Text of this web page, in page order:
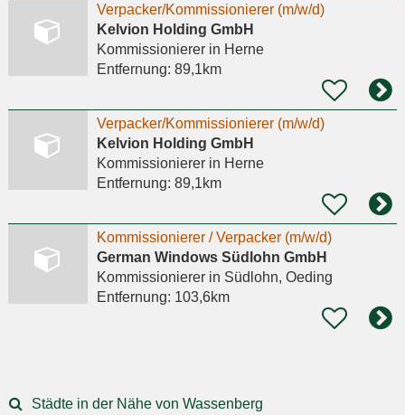
Verpacker/Kommissionierer (m/w/d)
Kelvion Holding GmbH
Kommissioniererin Herne
Entfernung: 89,1km
Verpacker/Kommissionierer (m/w/d)
Kelvion Holding GmbH
Kommissioniererin Herne
Entfernung: 89,1km
Kommissionierer / Verpacker (m/w/d)
German Windows Südlohn GmbH
Kommissioniererin Südlohn, Oeding
Entfernung: 103,6km
Städte in der Nähe von Wassenberg